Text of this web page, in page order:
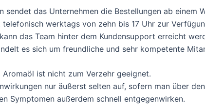
sendet das Unternehmen die Bestellungen ab
werktags von zehn bis 17 Uhr zur
das Team hinter dem Kundensupport erreicht
es sich um freundliche und sehr kompetente
ist nicht zum Verzehr geeignet.
nur äußerst selten auf, sofern man über
Symptomen außerdem schnell entgegenwirken.